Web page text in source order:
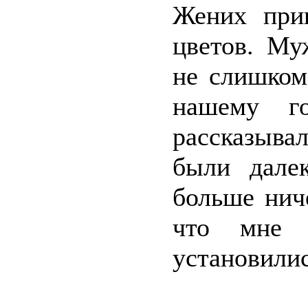
Жених
цветов.
не
нашему
были
больше
что мне